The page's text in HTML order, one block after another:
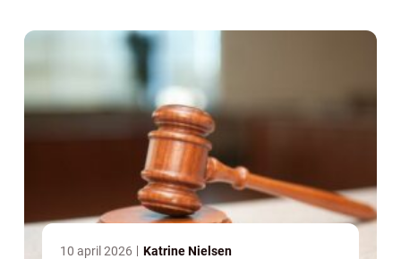
10 april 2026 Katrine Nielsen